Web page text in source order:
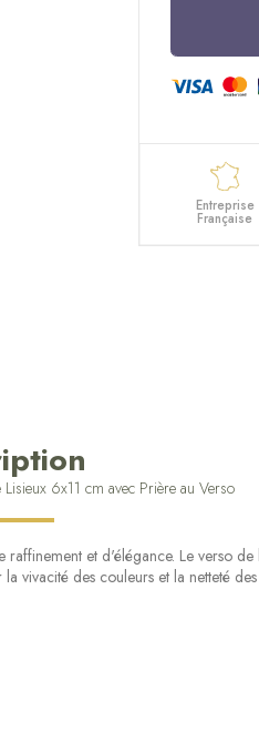
Entreprise
Française
Lisieux 6x11 cm avec Prière au Verso
et d'élégance. Le verso
vivacité des couleurs et la netteté des